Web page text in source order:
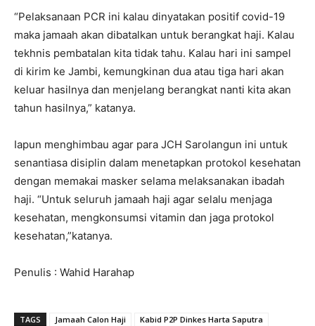
“Pelaksanaan PCR ini kalau dinyatakan positif covid-19
maka jamaah akan dibatalkan untuk berangkat haji. Kalau
tekhnis pembatalan kita tidak tahu. Kalau hari ini sampel
di kirim ke Jambi, kemungkinan dua atau tiga hari akan
keluar hasilnya dan menjelang berangkat nanti kita akan
tahun hasilnya,” katanya.
Iapun menghimbau agar para JCH Sarolangun ini untuk
senantiasa disiplin dalam menetapkan protokol kesehatan
dengan memakai masker selama melaksanakan ibadah
haji. “Untuk seluruh jamaah haji agar selalu menjaga
kesehatan, mengkonsumsi vitamin dan jaga protokol
kesehatan,”katanya.
Penulis : Wahid Harahap
TAGS Jamaah Calon Haji
Kabid P2P Dinkes Harta Saputra